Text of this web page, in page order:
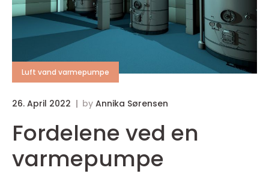
Luft vand varmepumpe
26. April 2022 by Annika Sørensen
Fordelene ved en
varmepumpe